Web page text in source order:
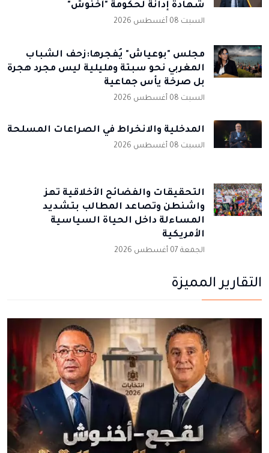
شهادة إدانة لحكومة "أخنوش"
السبت 08 أغسطس 2026
مجلس "بوعياش" يُفجرها:زحف الشباب
المغربي نحو سبتة ومليلية ليس مجرد هجرة
بل صرخة يأس جماعية
السبت 08 أغسطس 2026
المدخلية والانخراط في الصراعات المسلحة
السبت 08 أغسطس 2026
التحقيقات والفضائح الأخلاقية تهز
واشنطن وتصاعد المطالب بتشديد
المساءلة داخل الحياة السياسية
الأمريكية
الجمعة 07 أغسطس 2026
التقارير المميزة